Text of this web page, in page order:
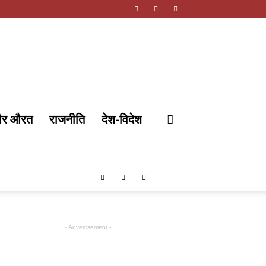
औरत राजनीति
देश-विदेश
- Advertisement -